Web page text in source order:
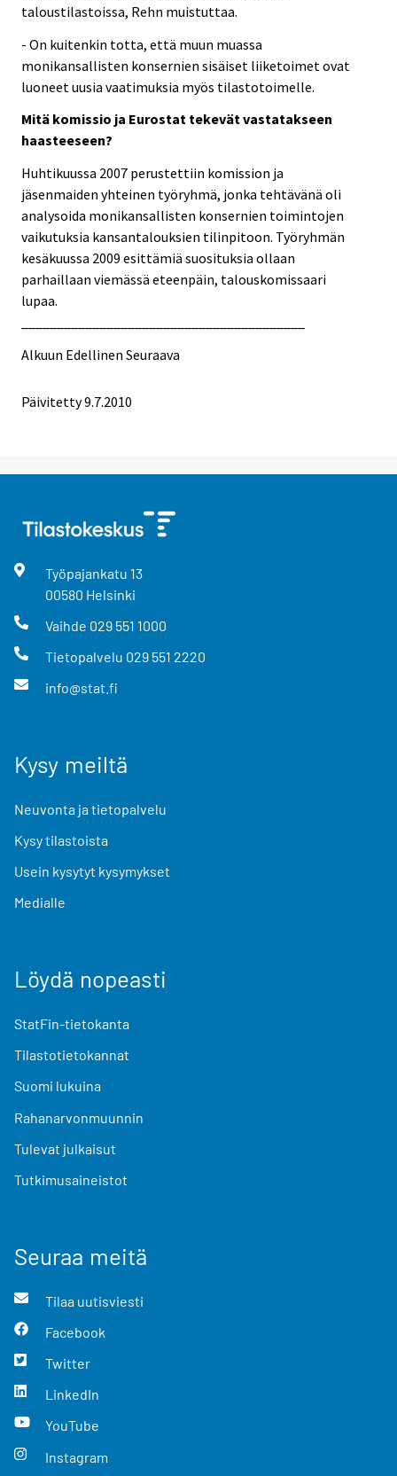
taloustilastoissa, Rehn muistuttaa.
- On kuitenkin totta, että muun muassa
monikansallisten konsernien sisäiset liiketoimet ovat
luoneet uusia vaatimuksia myös tilastotoimelle.
Mitä komissio ja Eurostat tekevät vastatakseen
haasteeseen?
Huhtikuussa 2007 perustettiin komission ja
jäsenmaiden yhteinen työryhmä, jonka tehtävänä oli
analysoida monikansallisten konsernien toimintojen
vaikutuksia kansantalouksien tilinpitoon. Työryhmän
kesäkuussa 2009 esittämiä suosituksia ollaan
parhaillaan viemässä eteenpäin, talouskomissaari
lupaa.
Alkuun Edellinen Seuraava
Päivitetty9.7.2010
Työpajankatu 13
00580 Helsinki
Vaihde 029 551 1000
Tietopalvelu 029 551 2220
info@stat.fi
Kysy meiltä
Neuvonta ja tietopalvelu
Kysy tilastoista
Usein kysytyt kysymykset
Medialle
Löydä nopeasti
StatFin-tietokanta
Tilastotietokannat
Suomi lukuina
Rahanarvonmuunnin
Tulevat julkaisut
Tutkimusaineistot
Seuraa meitä
Tilaa uutisviesti
Facebook
Twitter
LinkedIn
YouTube
Instagram